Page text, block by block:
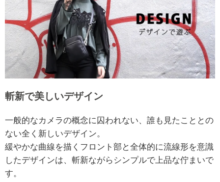
斬新で美しいデザイン
一般的なカメラの概念に囚われない、誰も見たこととの
ない全く新しいデザイン。
緩やかな曲線を描くフロント部と全体的に流線形を意識
したデザインは、斬新ながらシンプルで上品な佇まいで
す。